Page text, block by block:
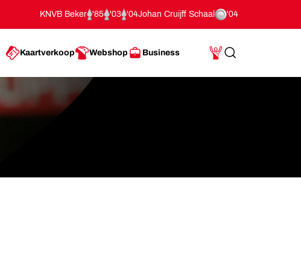
KNVB Beker '85 '03 '04Johan Cruijff Schaal '04
Kaartverkoop Webshop Business
Mijn Account
Search